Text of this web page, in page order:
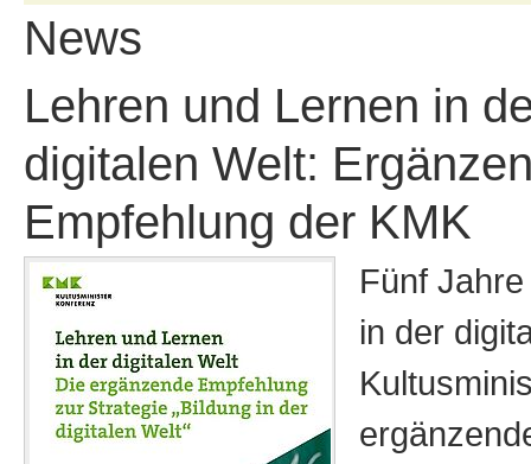
News
Lehren und Lernen in
digitalen Welt:
Empfehlung der KMK
Fünf
in der